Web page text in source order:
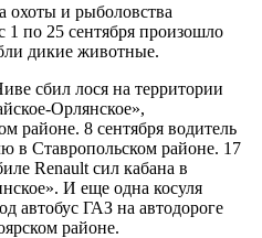
охоты и рыболовства
1 по 25 сентября произошло
дикие животные.
сбил лося на территории
Орлянское»,
районе. 8 сентября водитель
в Ставропольском районе. 17
Renault сил кабана в
И еще одна косуля
автобус ГАЗ на автодороге
районе.